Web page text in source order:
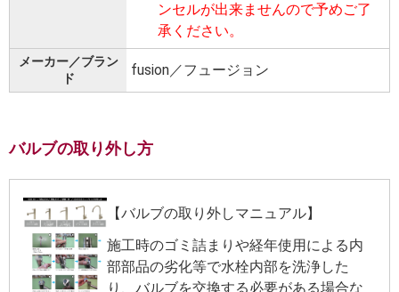
ンセルが出来ませんので予めご了
承ください。
メーカー／ブラン
ド
fusion／フュージョン
バルブの取り外し方
【バルブの取り外しマニュアル】
施工時のゴミ詰まりや経年使用による内
部部品の劣化等で水栓内部を洗浄した
り、バルブを交換する必要がある場合な